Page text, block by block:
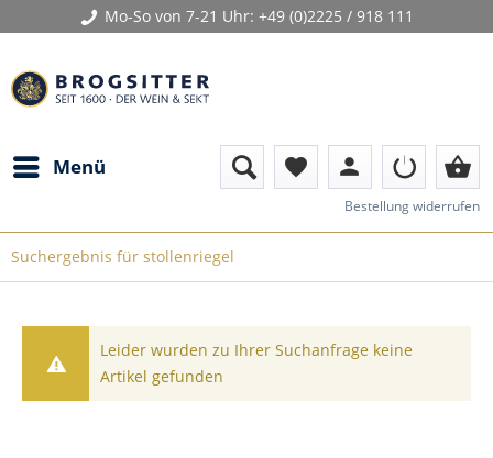
Mo-So von 7-21 Uhr: +49 (0)2225 / 918 111
Menü favorite person shopping_basket
Bestellung widerrufen
Suchergebnis für stollenriegel
Leider wurden zu Ihrer Suchanfrage keine
Artikel gefunden